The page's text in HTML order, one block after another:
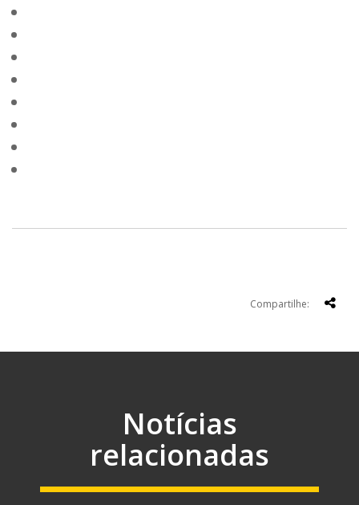
Compartilhe:
Notícias
relacionadas